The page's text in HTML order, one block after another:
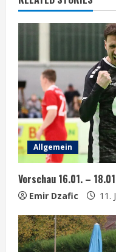
n
u
e
R
e
a
d
i
n
g
Allgemein
Vorschau 16.01. –
Emir Dzafic 11.